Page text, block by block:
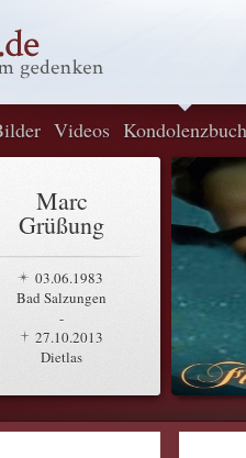
Videos Kondolenzbuch
Marc
Grüßung
03.06.1983
Bad Salzungen
-
27.10.2013
Dietlas